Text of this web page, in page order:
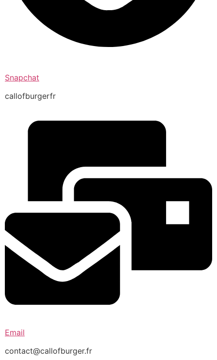
Snapchat
callofburgerfr
Email
contact@callofburger.fr